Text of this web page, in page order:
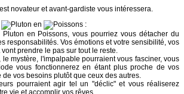
novateur et avant-gardiste vous intéressera.
en
:
en Poissons, vous pourriez vous détacher du
responsabilités. Vos émotions et votre sensibilité, vos
prendre le pas sur tout le reste.
mystère, l'impalpable pourraient vous fasciner, vous
vous fonctionnerez en étant plus proche de vos
vos besoins plutôt que ceux des autres.
pourraient agir tel un "déclic" et vous réaliserez
vie et accomplir vos rêves.